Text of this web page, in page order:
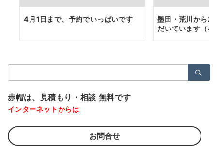
4月1日まで、予約でいっぱいです
墨田・荒川から2
だいています（4
索：
赤帽は、見積もり・相談 無料です
インターネットからは
お問合せ